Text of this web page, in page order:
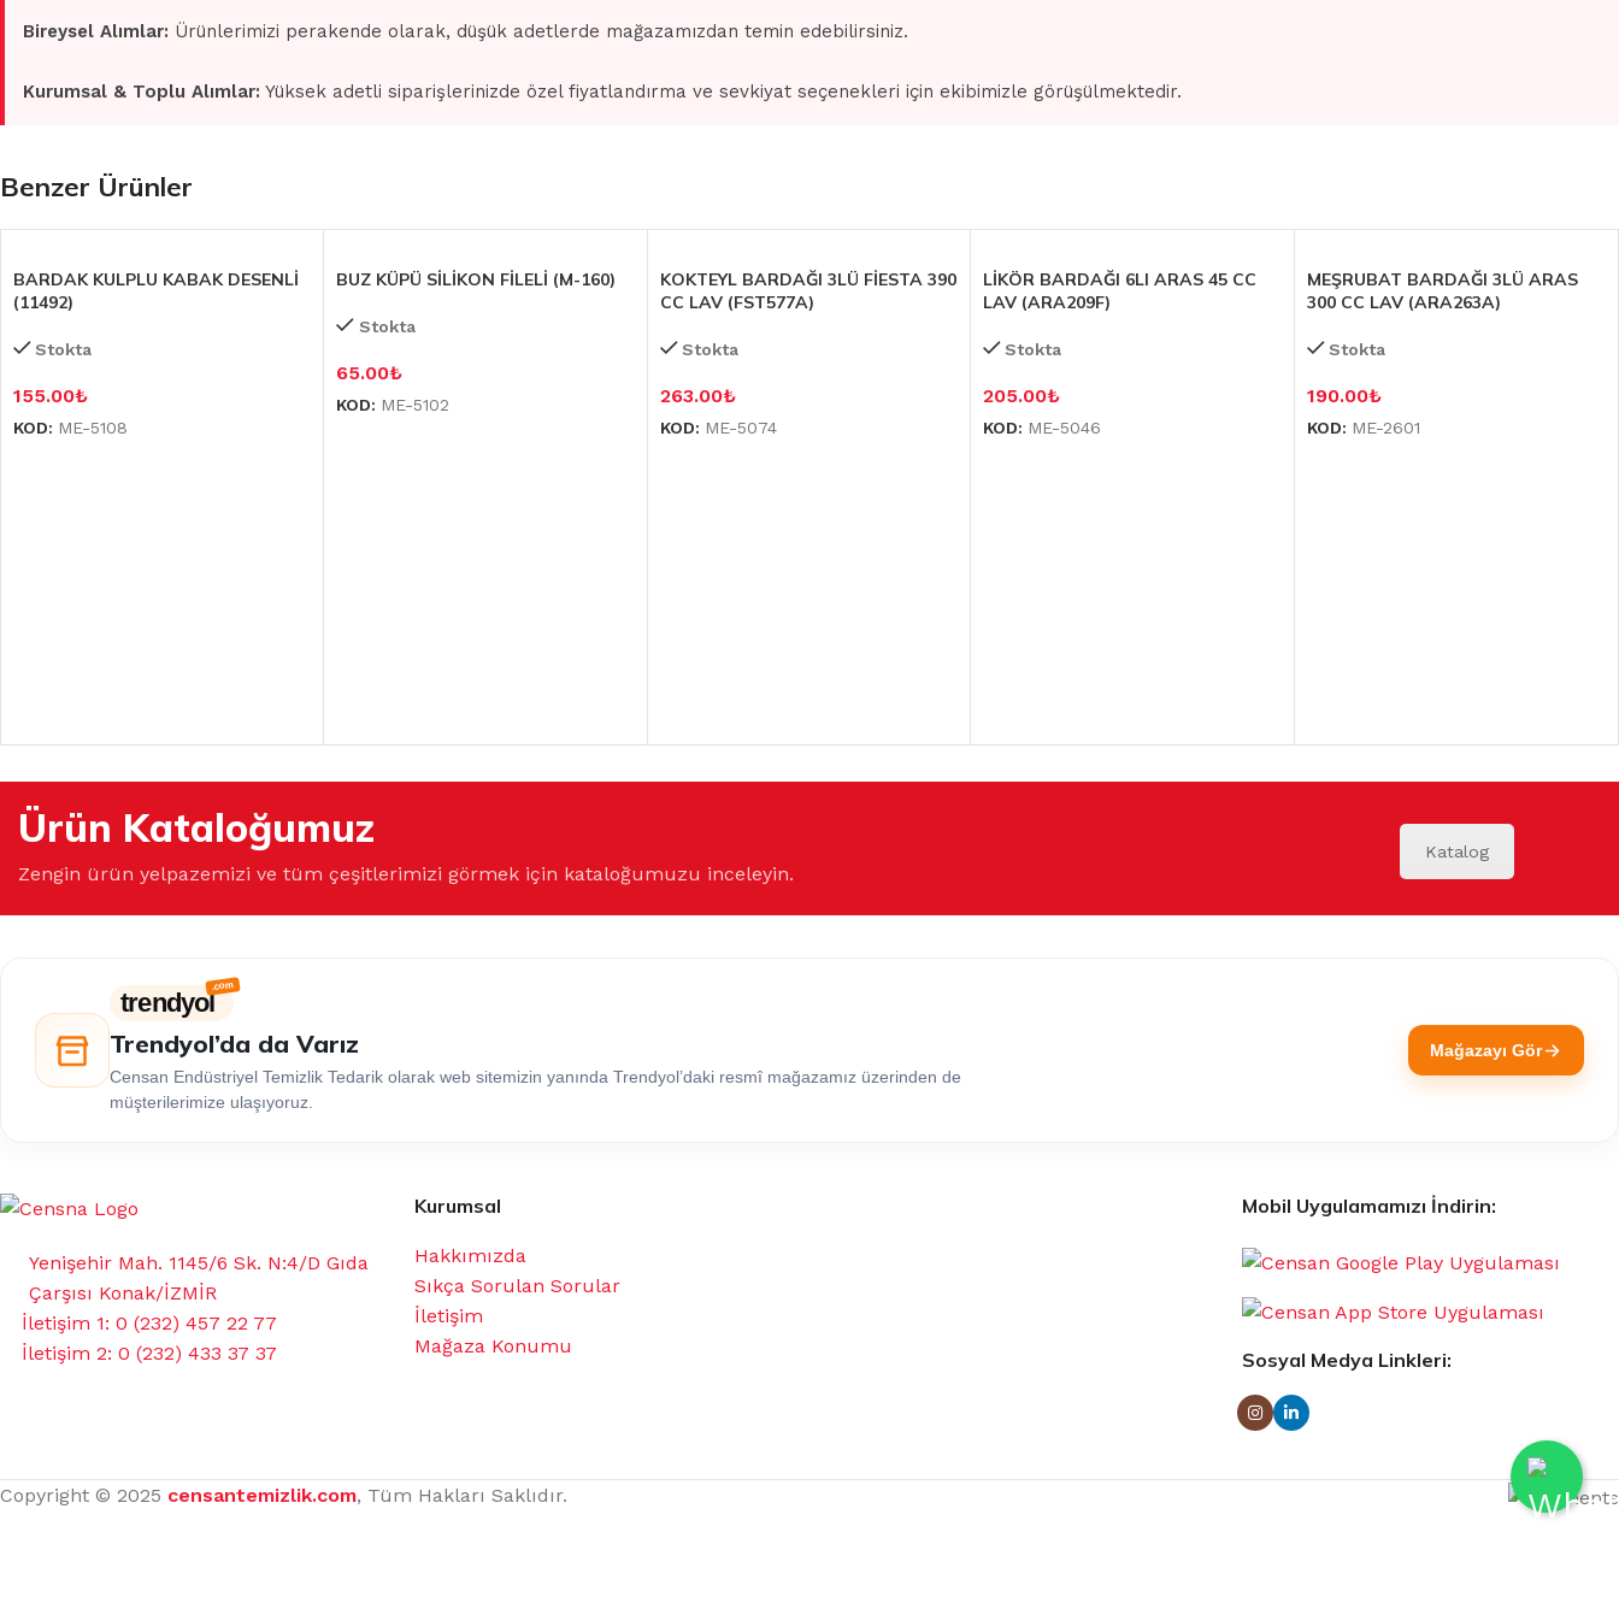
Bireysel Alımlar: Ürünlerimizi perakende olarak, düşük adetlerde mağazamızdan temin edebilirsiniz.
Kurumsal & Toplu Alımlar: Yüksek adetli siparişlerinizde özel fiyatlandırma ve sevkiyat seçenekleri için ekibimizle görüşülmektedir.
Benzer Ürünler
BARDAK KULPLU KABAK DESENLİ
(11492)
Stokta
155.00₺
KOD: ME-5108
BUZ KÜPÜ SİLİKON FİLELİ (M-160)
Stokta
65.00₺
KOD: ME-5102
KOKTEYL BARDAĞI 3LÜ FİESTA 390
CC LAV (FST577A)
Stokta
263.00₺
KOD: ME-5074
LİKÖR BARDAĞI 6LI ARAS 45 CC
LAV (ARA209F)
Stokta
205.00₺
KOD: ME-5046
MEŞRUBAT BARDAĞI 3LÜ ARAS
300 CC LAV (ARA263A)
Stokta
190.00₺
KOD: ME-2601
Ürün Kataloğumuz
Zengin ürün yelpazemizi ve tüm çeşitlerimizi görmek için kataloğumuzu inceleyin.
Katalog
trendyol
Trendyol’da da Varız
Censan Endüstriyel Temizlik Tedarik olarak web sitemizin yanında Trendyol’daki resmî mağazamız üzerinden de
müşterilerimize ulaşıyoruz.
Mağazayı Gör
Yenişehir Mah. 1145/6 Sk. N:4/D Gıda
Çarşısı Konak/İZMİR
İletişim 1: 0 (232) 457 22 77
İletişim 2: 0 (232) 433 37 37
Kurumsal
Hakkımızda
Sıkça Sorulan Sorular
İletişim
Mağaza Konumu
Mobil Uygulamamızı İndirin:
Sosyal Medya Linkleri:
Copyright © 2025 censantemizlik.com, Tüm Hakları Saklıdır.